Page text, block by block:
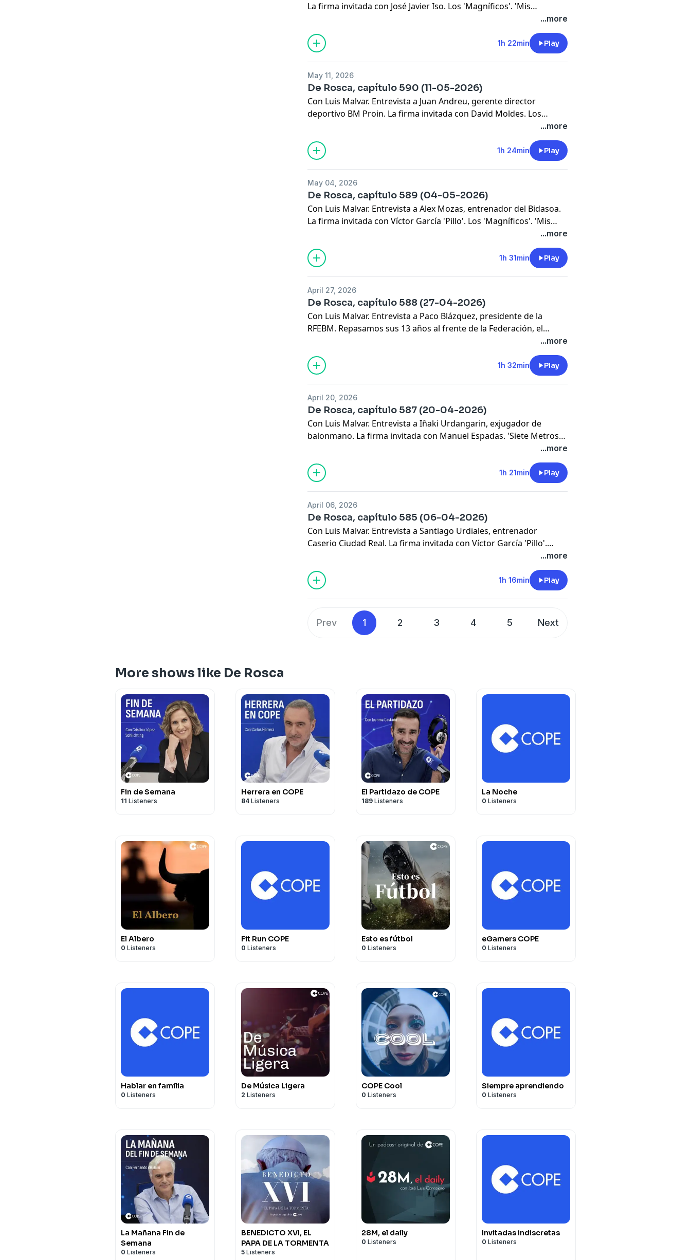
La firma invitada con José Javier Iso. Los 'Magníficos'. 'Mis
...more
1h 22min Play
May 11, 2026
De Rosca, capítulo 590 (11-05-2026)
Con Luis Malvar. Entrevista a Juan Andreu, gerente director
deportivo BM Proin. La firma invitada con David Moldes. Los
'Magníficos'. 'Mis Pajaritos', 'Siete Metros', y 'La Pizarra' de Zupo
...more
1h 24min Play
May 04, 2026
De Rosca, capítulo 589 (04-05-2026)
Con Luis Malvar. Entrevista a Alex Mozas, entrenador del Bidasoa.
La firma invitada con Víctor García 'Pillo'. Los 'Magníficos'. 'Mis
Pajaritos', 'Siete Metros', y la 'Consulta' con el Dr. Juanjo Muñoz...more
1h 31min Play
April 27, 2026
De Rosca, capítulo 588 (27-04-2026)
Con Luis Malvar. Entrevista a Paco Blázquez, presidente de la
RFEBM. Repasamos sus 13 años al frente de la Federación, el
partido contra Israel, el Europeo 2028, el cambio en la competición
ASOBAL y más. La firma invitada con Anselmo Ruiz de Alarcón.
'Siete Metros', Los 'Magníficos' con Pablo Cacheda y Gedeón
Guardiola. 'Mis Pajaritos' y la 'Pizarra' de Demetrio Lozano.
...more
1h 32min Play
April 20, 2026
De Rosca, capítulo 587 (20-04-2026)
Con Luis Malvar. Entrevista a Iñaki Urdangarin, exjugador de
balonmano. La firma invitada con Manuel Espadas. 'Siete Metros',
Los 'Magníficos'. 'Mis Pajaritos', la 'Pizarra' de Viran Morros y...more
1h 21min Play
April 06, 2026
De Rosca, capítulo 585 (06-04-2026)
Con Luis Malvar. Entrevista a Santiago Urdiales, entrenador
Caserio Ciudad Real. La firma invitada con Víctor García 'Pillo'.
'Siete Metros', Los 'Magníficos'. 'Mis Pajaritos', la 'Pizarra' de Joan
...more
1h 16min Play
Prev 1 2 3 4 5 Next
More shows like De Rosca
Fin de Semana
11 Listeners
Herrera en COPE
84 Listeners
El Partidazo de COPE
189 Listeners
La Noche
0 Listeners
El Albero
0 Listeners
Fit Run COPE
0 Listeners
Esto es fútbol
0 Listeners
eGamers COPE
0 Listeners
Hablar en familia
0 Listeners
De Música Ligera
2 Listeners
COPE Cool
0 Listeners
Siempre aprendiendo
0 Listeners
La Mañana Fin de
Semana
0 Listeners
BENEDICTO XVI, EL
PAPA DE LA TORMENTA
5 Listeners
28M, el daily
0 Listeners
Invitadas indiscretas
0 Listeners